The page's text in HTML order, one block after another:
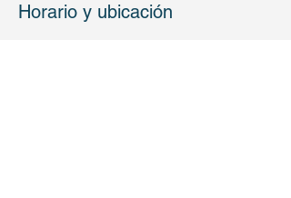
Horario y ubicación